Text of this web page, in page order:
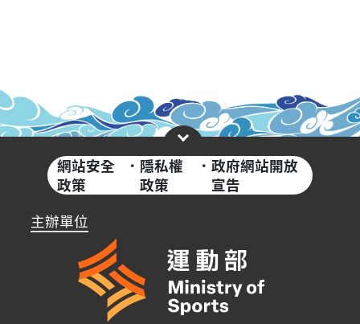
網站安全
政策
· 隱私權
政策
·政府網站開放
宣告
主辦單位